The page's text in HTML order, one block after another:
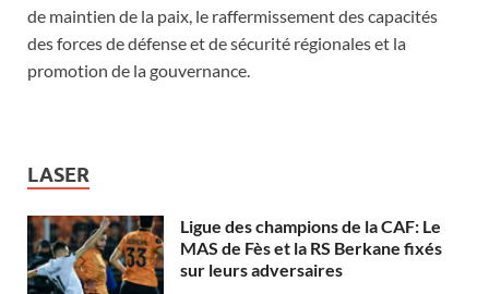
de maintien de la paix, le raffermissement des capacités
des forces de défense et de sécurité régionales et la
promotion de la gouvernance.
LASER
Ligue des champions de la CAF: Le
MAS de Fès et la RS Berkane fixés
sur leurs adversaires